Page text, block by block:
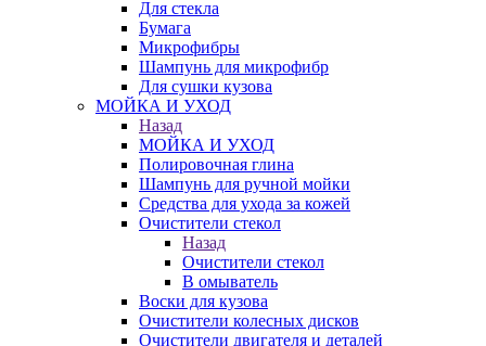
Для стекла
Бумага
Микрофибры
Шампунь для микрофибр
Для сушки кузова
МОЙКА И УХОД
Назад
МОЙКА И УХОД
Полировочная глина
Шампунь для ручной мойки
Средства для ухода за кожей
Очистители стекол
Назад
Очистители стекол
В омыватель
Воски для кузова
Очистители колесных дисков
Очистители двигателя и деталей